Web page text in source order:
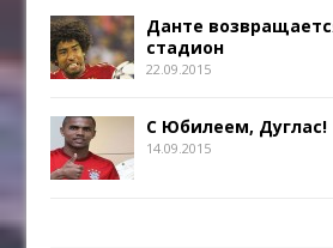
Данте
стадион
22.09.2015
С Юбилеем, Дуглас!
14.09.2015